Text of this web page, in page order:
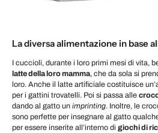
La diversa alimentazione in base
I cuccioli, durante i loro primi mesi di vita,
latte della loro mamma, che da sola si
loro. Anche il latte artificiale costituisce
per i gattini trovatelli. Poi si passa alle
dando al gatto un imprinting. Inoltre, le
sono perfette per insegnare al gatto
per essere inserite all’interno di giochi di